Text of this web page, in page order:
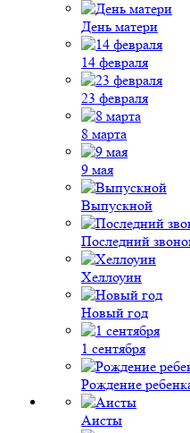
День матери
14 февраля
23 февраля
8 марта
9 мая
Выпускной
Последний
Хеллоуин
Новый год
1 сентября
Рождение
Аисты